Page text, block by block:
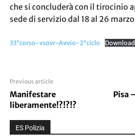
che si concluderà con il tirocinio
sede di servizio dal 18 al 26
33°corso-vsovr-Avvio-2°ciclo Download
Previous article
Manifestare
liberamente!?!?!?
Pisa
ES Polizia